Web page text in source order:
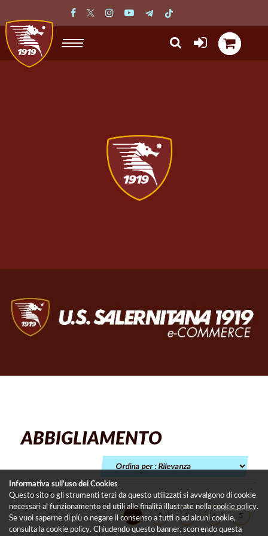
ABBIGLIAMENTO
Pagina 1 di 5
1 2 3 4 5
Informativa sull'uso dei Cookies
Questo sito o gli strumenti terzi da questo utilizzati si avvalgono di cookie
necessari al funzionamento ed utili alle finalità illustrate nellacookie policy.
Se vuoi saperne di più o negare il consenso a tutti o ad alcuni cookie,
consulta la cookie policy. Chiudendo questo banner, scorrendo questa